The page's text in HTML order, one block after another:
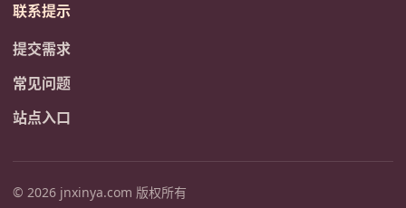
联系提示
提交需求
常见问题
站点入口
© 2026 jnxinya.com 版权所有